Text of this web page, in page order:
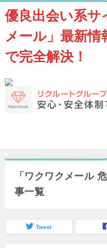
優良出会い系サ
メール」最新情
で完全解決！
「ワクワクメール
事一覧
Tweet